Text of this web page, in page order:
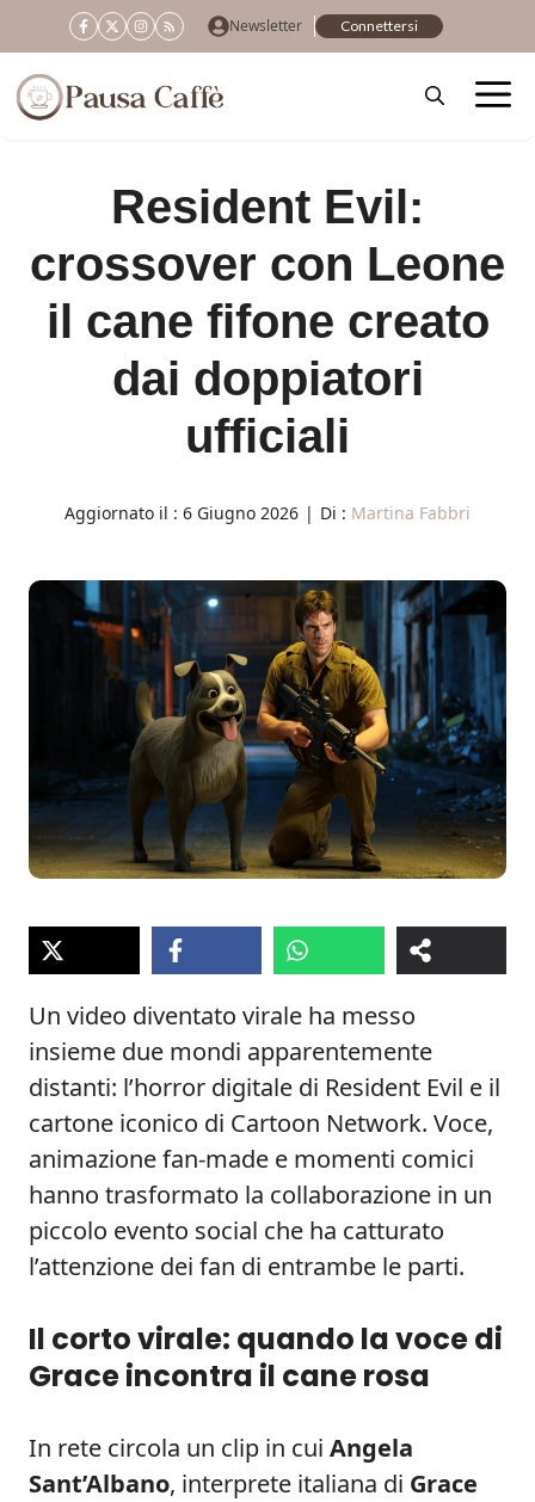
al
contenuto
Newsletter Connettersi
Resident Evil:
crossover con Leone
il cane fifone creato
dai doppiatori
ufficiali
Aggiornato il : 6 Giugno 2026 | Di : Martina Fabbri
Un video diventato virale ha messo
insieme due mondi apparentemente
distanti: l’horror digitale di Resident Evil e il
cartone iconico di Cartoon Network. Voce,
animazione fan-made e momenti comici
hanno trasformato la collaborazione in un
piccolo evento social che ha catturato
l’attenzione dei fan di entrambe le parti.
Il corto virale: quando la voce di
Grace incontra il cane rosa
In rete circola un clip in cui Angela
Sant’Albano, interprete italiana di Grace